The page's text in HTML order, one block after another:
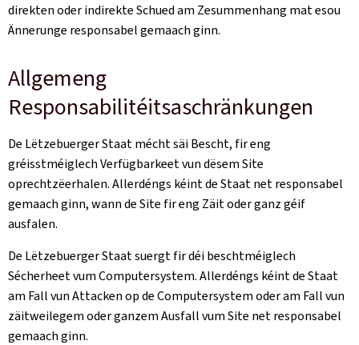
direkten oder indirekte Schued am Zesummenhang mat esou
Ännerunge responsabel gemaach ginn.
Allgemeng
Responsabilitéitsaschränkungen
De Lëtzebuerger Staat mécht säi Bescht, fir eng
gréisstméiglech Verfügbarkeet vun dësem Site
oprechtzëerhalen. Allerdéngs kéint de Staat net responsabel
gemaach ginn, wann de Site fir eng Zäit oder ganz géif
ausfalen.
De Lëtzebuerger Staat suergt fir déi beschtméiglech
Sécherheet vum Computersystem. Allerdéngs kéint de Staat
am Fall vun Attacken op de Computersystem oder am Fall vun
zäitweilegem oder ganzem Ausfall vum Site net responsabel
gemaach ginn.